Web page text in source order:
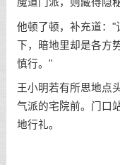
他顿了顿，补充道："
下，暗地里却是各方
慎行。"
王小明若有所思地点
气派的宅院前。门口
地行礼。